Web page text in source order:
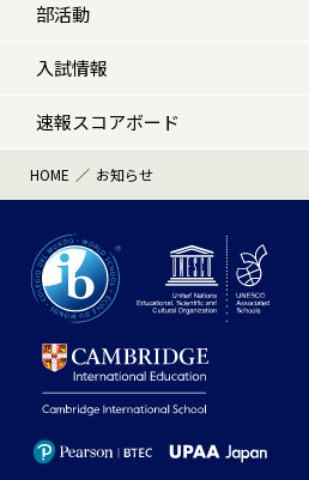
部活動
入試情報
速報スコアボード
HOME お知らせ